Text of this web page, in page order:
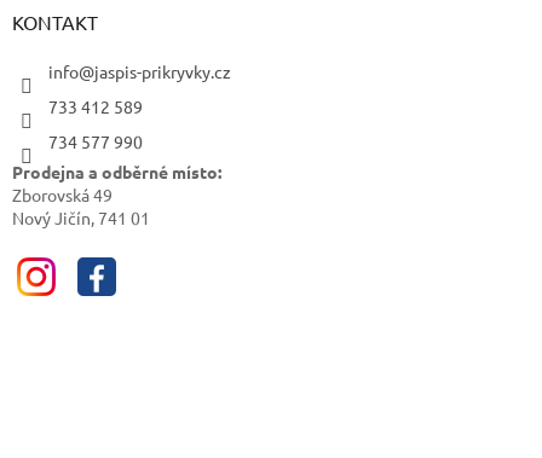
KONTAKT
info@jaspis-prikryvky.cz
733 412 589
734 577 990
Prodejna a odběrné místo:
Zborovská 49
Nový Jičín, 741 01